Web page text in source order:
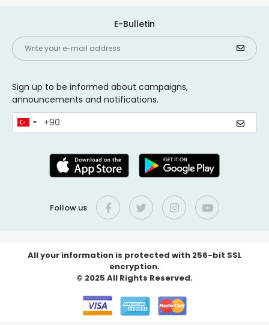
E-Bulletin
Sign up to be informed about campaigns,
announcements and notifications.
Follow us
All your information is protected with 256-bit SSL
encryption.
© 2025 All Rights Reserved.